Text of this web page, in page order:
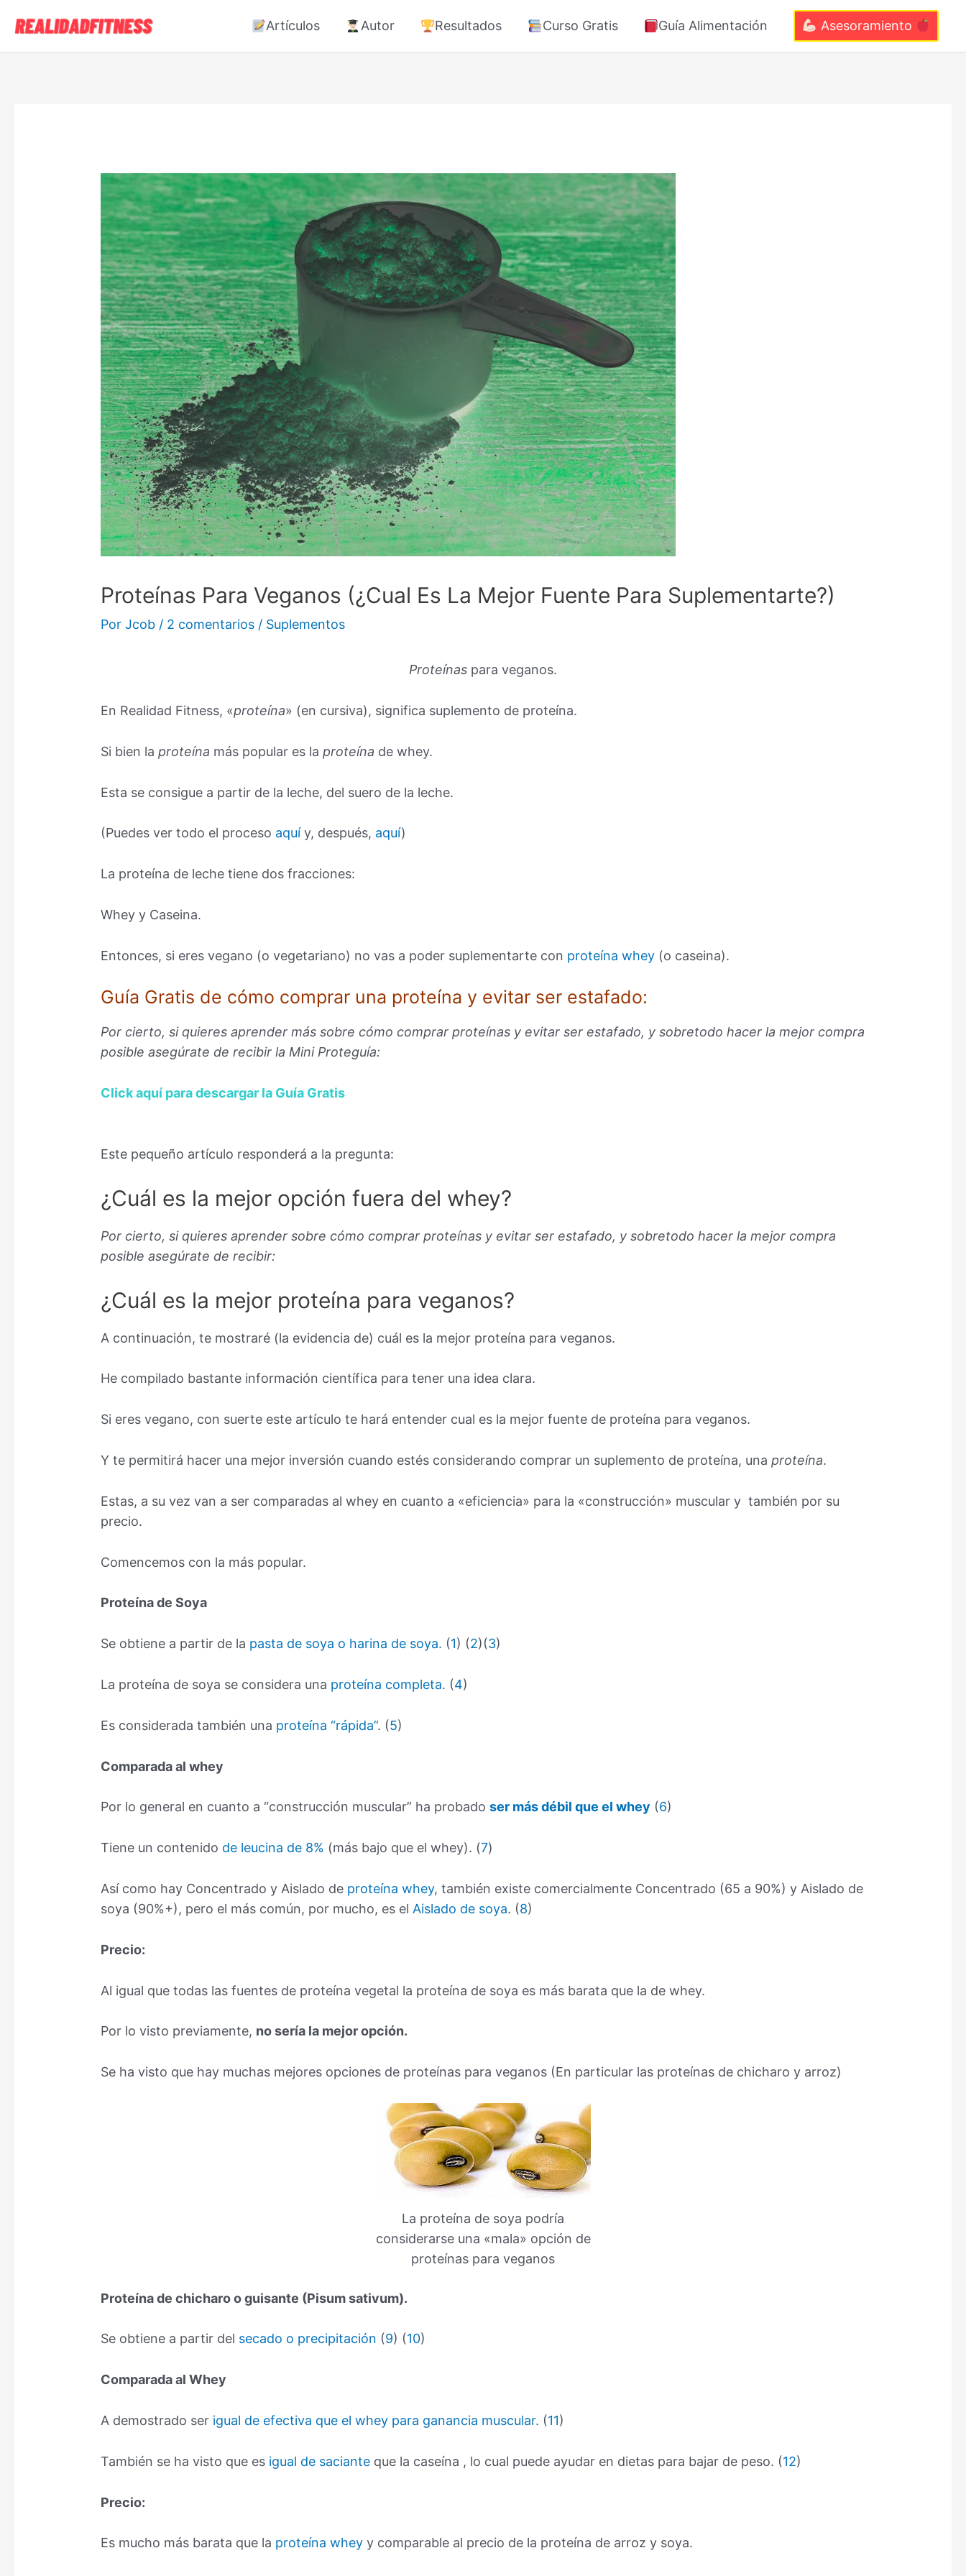
Artículos Autor Resultados Curso Gratis Guía Alimentación Asesoramiento
Proteínas Para Veganos (¿Cual Es La Mejor Fuente Para Suplementarte?)
PorJcob / 2 comentarios / Suplementos
Proteínas para veganos.
En Realidad Fitness, «proteína» (en cursiva), significa suplemento de proteína.
Si bien laproteína más popular es laproteína de whey.
Esta se consigue a partir de la leche, del suero de la leche.
(Puedes ver todo el proceso aquíy, después, aquí)
La proteína de leche tiene dos fracciones:
Whey y Caseina.
Entonces, si eres vegano (o vegetariano) no vas a poder suplementarte con proteína whey (o caseina).
Guía Gratis de cómo comprar una proteína y evitar ser estafado:
Por cierto, si quieres aprender más sobre cómo comprar proteínas y evitar ser estafado, y sobretodo hacer la mejor compra
posible asegúrate de recibir la Mini Proteguía:
Click aquí para descargar la Guía Gratis
Este pequeño artículo responderá a la pregunta:
¿Cuál es la mejor opción fuera del whey?
Por cierto, si quieres aprender sobre cómo comprar proteínas y evitar ser estafado, y sobretodo hacer la mejor compra
posible asegúrate de recibir:
¿Cuál es la mejor proteína para veganos?
A continuación, te mostraré (la evidencia de) cuál es la mejor proteína para veganos.
He compilado bastante información científica para tener una idea clara.
Si eres vegano, con suerte este artículo te hará entender cual es la mejor fuente de proteína para veganos.
Y te permitirá hacer una mejor inversión cuando estés considerando comprar un suplemento de proteína, unaproteína.
Estas, a su vez van a ser comparadas al whey en cuanto a «eficiencia» para la «construcción» muscular y también por su
precio.
Comencemos con la más popular.
Proteína de Soya
Se obtiene a partir de la pasta de soya o harina de soya. (1) (2)(3)
La proteína de soya se considera una proteína completa. (4)
Es considerada también una proteína “rápida”. (5)
Comparada al whey
Por lo general en cuanto a “construcción muscular” ha probadoser más débil que el whey (6)
Tiene un contenido de leucina de 8% (más bajo que el whey). (7)
Así como hay Concentrado y Aislado de proteína whey, también existe comercialmente Concentrado (65 a 90%) y Aislado de
soya (90%+), pero el más común, por mucho, es el Aislado de soya. (8)
Precio:
Al igual que todas las fuentes de proteína vegetal la proteína de soya es más barata que la de whey.
Por lo visto previamente, no sería la mejor opción.
Se ha visto que hay muchas mejores opciones de proteínas para veganos (En particular las proteínas de chicharo y arroz)
La proteína de soya podría
considerarse una «mala» opción de
proteínas para veganos
Proteína de chicharo o guisante (Pisum sativum).
Se obtiene a partir del secado o precipitación (9) (10)
Comparada al Whey
A demostrado ser igual de efectiva que el whey para ganancia muscular. (11)
También se ha visto que es igual de saciante que la caseína , lo cual puede ayudar en dietas para bajar de peso. (12)
Precio:
Es mucho más barata que la proteína whey y comparable al precio de la proteína de arroz y soya.